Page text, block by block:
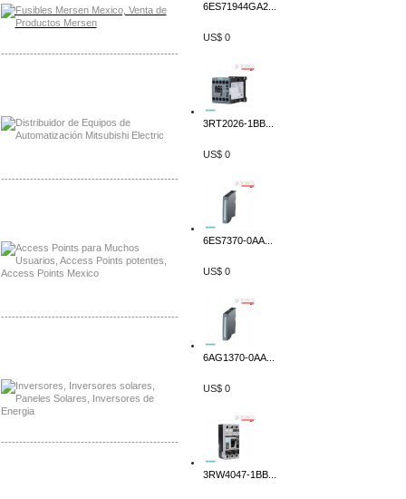
-------------------------------------------------
-------------------------------------------------
-------------------------------------------------
-------------------------------------------------
6ES71944GA2...
US$ 0
3RT2026-1BB...
US$ 0
6ES7370-0AA...
US$ 0
6AG1370-0AA...
US$ 0
3RW4047-1BB...